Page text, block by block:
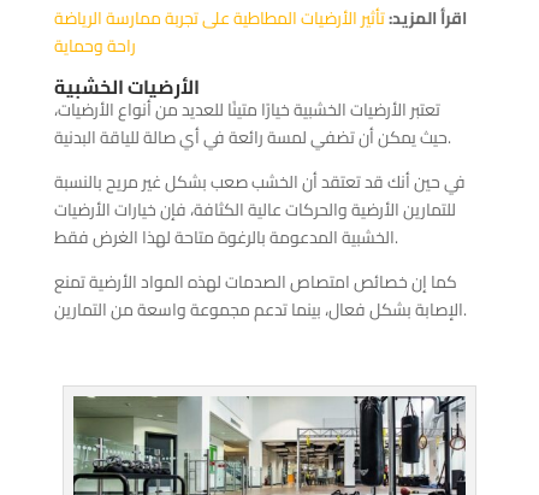
اقرأ المزيد:تأثير الأرضيات المطاطية على تجربة ممارسة الرياضة
راحة وحماية
الأرضيات الخشبية
تعتبر الأرضيات الخشبية خيارًا متينًا للعديد من أنواع الأرضيات،
حيث يمكن أن تضفي لمسة رائعة في أي صالة للياقة البدنية.
في حين أنك قد تعتقد أن الخشب صعب بشكل غير مريح بالنسبة
للتمارين الأرضية والحركات عالية الكثافة، فإن خيارات الأرضيات
الخشبية المدعومة بالرغوة متاحة لهذا الغرض فقط.
كما إن خصائص امتصاص الصدمات لهذه المواد الأرضية تمنع
الإصابة بشكل فعال، بينما تدعم مجموعة واسعة من التمارين.